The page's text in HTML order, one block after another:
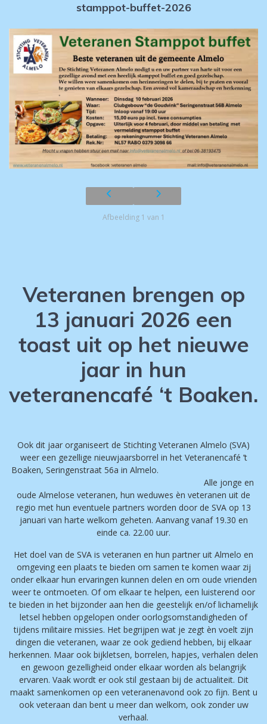
stamppot-buffet-2026
Afbeelding 1 van 1
Veteranen brengen op
13 januari 2026 een
toast uit op het nieuwe
jaar in hun
veteranencafé ‘t Boaken.
Ook dit jaar organiseert de Stichting Veteranen Almelo (SVA)
weer een gezellige nieuwjaarsborrel in het Veteranencafé ’t
Boaken, Seringenstraat 56a in Almelo.
Alle jonge en
oude Almelose veteranen, hun weduwes èn veteranen uit de
regio met hun eventuele partners worden door de SVA op 13
januari van harte welkom geheten. Aanvang vanaf 19.30 en
einde ca. 22.00 uur.
Het doel van de SVA is veteranen en hun partner uit Almelo en
omgeving een plaats te bieden om samen te komen waar zij
onder elkaar hun ervaringen kunnen delen en om oude vrienden
weer te ontmoeten. Of om elkaar te helpen, een luisterend oor
te bieden in het bijzonder aan hen die geestelijk en/of lichamelijk
letsel hebben opgelopen onder oorlogsomstandigheden of
tijdens militaire missies. Het begrijpen wat je zegt èn voelt zijn
dingen die veteranen, waar ze ook gediend hebben, bij elkaar
herkennen. Maar ook bijkletsen, borrelen, hapjes, verhalen delen
en gewoon gezelligheid onder elkaar worden als belangrijk
ervaren. Vaak wordt er ook stil gestaan bij de actualiteit. Dit
maakt samenkomen op een veteranenavond ook zo fijn. Bent u
ook veteraan dan bent u meer dan welkom, ook zonder uw
verhaal.